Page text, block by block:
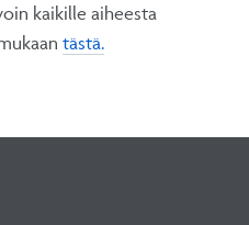
kaikille aiheesta
tästä.